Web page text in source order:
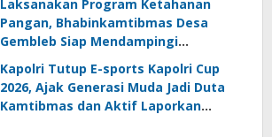
Laksanakan Program Ketahanan
Pangan, Bhabinkamtibmas Desa
Gembleb Siap Mendampingi
Kelompok Tani
Kapolri Tutup E-sports Kapolri Cup
2026, Ajak Generasi Muda Jadi Duta
Kamtibmas dan Aktif Laporkan